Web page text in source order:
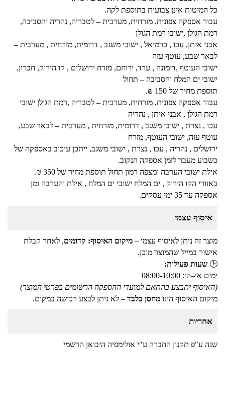
כל המיטות אינן צבועות בתוספת לקה.
עבור אספקה צפונית, מזרחית, מערבית – לטבריה, נהריה והסביבה,
רמת הגולן ,ישובי רמת הגולן
אבני איתן, עכו , כרמיאל , ישובי משגב , דרומית, מזרחית , מערבית –
לבאר שבע, עוטף עזה
ישובי העוטף ,דימונה , ערד, ירוחם, מזרח ירושלים , קו הירוק, חברון,
ישובי ים המלח והסביבה – תחול
תוספת מחיר של 150 ₪.
עבור אספקה צפונית, מזרחית, מערבית – לטבריה ,רמת הגולן ישובי
רמת הגולן , אבני איתן , נהריה
עכו , נצרת , ישובי משגב , דרומית, מזרחית , מערבית – לבאר שבע,
עוטף עזה, ישובי העוטף, מזרח
ירושלים , נהריה , עכו , נצרת , ישובי משגב, ייתכן עיכוב באספקה של
כשבוע מעבר לזמן אספקה הנקוב.
אילת ישובי הערבה ומצפה רמון תחול תוספת מחיר של 350 ₪.
באזורי הקו הירוק , ים המלח ישובי ים המלח , אילת והערבה זמן
אספקה עד 35 ימי עסקים.
איסוף עצמי
מוצר זה ניתן לאיסוף עצמי – מיקום האיסוף: קדומים, לאחר קבלת
אישור במייל שהמוצר מוכן.
🕒 שעות פעילות:
ימים א׳–ה׳: 08:00-10:00
(האיסוף יתבצע בהתאם למועדי ההספקה הרשומים בפרטי המוצר)
מיקום האיסוף הינו מחסן בלבד – לא ניתן לבצע רכישה במקום.
אחריות
שנה ע"פ תקנון החברה ע"י אולימפיה היבואן הרשמי